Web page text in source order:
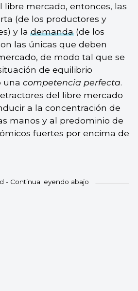
libre mercado, entonces, las
(de los productores y
y lademanda(de los
las únicas que deben
de modo tal que se
de equilibrio
una competencia perfecta.
del libre mercado
a la concentración de
manos y al predominio de
fuertes por encima de